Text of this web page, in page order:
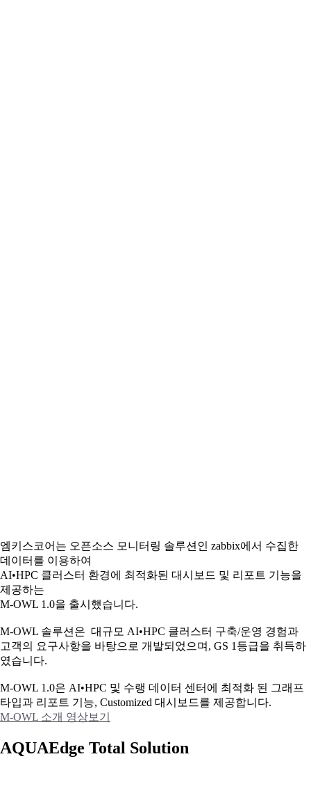
엠키스코어는 오픈소스 모니터링 솔루션인 zabbix에서 수집한
데이터를 이용하여
AI•HPC 클러스터 환경에 최적화된 대시보드 및 리포트 기능을
제공하는
M-OWL 1.0을 출시했습니다.
M-OWL 솔루션은 대규모 AI•HPC 클러스터 구축/운영 경험과
고객의 요구사항을 바탕으로 개발되었으며, GS 1등급을 취득하
였습니다.
M-OWL 1.0은 AI•HPC 및 수랭 데이터 센터에 최적화 된 그래프
타입과 리포트 기능, Customized 대시보드를 제공합니다.
M-OWL 소개 영상보기
AQUAEdge Total Solution